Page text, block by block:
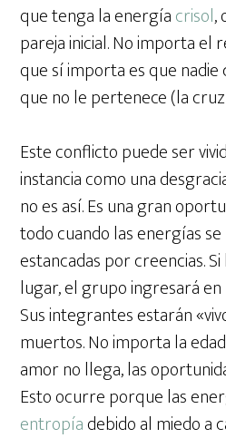
que tenga la energíacrisol,
pareja inicial. No importa el
que sí importa es que
que no le pertenece (la
Este conflicto puede ser
instancia como una
no es así. Es una gran
todo cuando las energías
estancadas por creencias.
lugar, el grupo ingresará
Sus integrantes estarán
muertos. No importa la
amor no llega, las
Esto ocurre porque las
entropíadebido al miedo a